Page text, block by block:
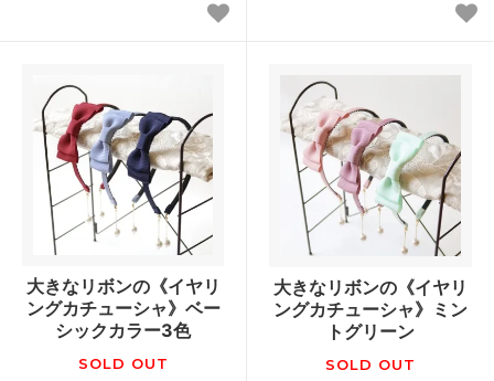
大きなリボンの《イヤリ
ングカチューシャ》ベー
シックカラー3色
SOLD OUT
大きなリボンの《イヤリ
ングカチューシャ》ミン
トグリーン
SOLD OUT